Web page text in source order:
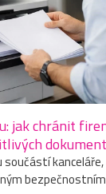
jak chránit